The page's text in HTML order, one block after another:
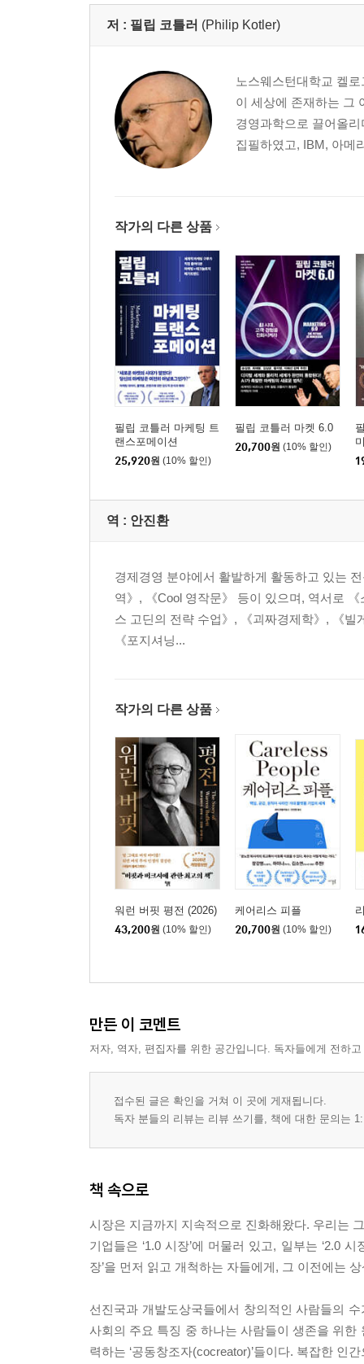
Summary _ 변화의 약속, 설득력 있는 스토리, 소비
_ 구성원들에게 가치를 어필하라
위기에 놓인 가치들을 어떻게 구원할 것인가
명확한 기업의 핵심가치는 어떻게 설정할 수 있는가
기업의 핵심가치는 곧 수익으로 연결된다
설교로는 충분하지 않다, 그대로 실천하라
Chapter 5. Value to the Channel Partners
성장의 이동, 그리고 증대하는 협력의 필요성
3.0 시장에서 증대하는 ‘채널파트너’의 중요성
Summary _ 가치 중심으로 채널파트너십을 재편하
Chapter 6. Vision to the Shareholders
_ 주주들에게 비전을 어필하라
단기주의는 경제를 망치고 성장을 위협한다
‘지속가능한 비전’이 장기적인 주주 가치를 창출한
지속가능성은 어떻게 주주 가치를 높여줄 것인가
비전에 근거한 전략을 주주들에게 어필하라
PART THREE | Application in Market 3.0
Chapter 7. Socio-Cultural Transformation
_ 사회문화적 변화의 중심에 서라
성장 후 시장에서의 시장 장악 전략
‘자선’이라는 개념을 넘어서 ‘변혁’의 중심으로
_ 이머징 마켓을 선도할 기업가를 길러내라
피라미드에서 다이아몬드로, 원조에서 기업가정신
가난해지는 세계를 되돌리는 동력과 필요조건
‘사회적 비즈니스 기업’의 진정한 의미
사회적 비즈니스 기업을 위한 마케팅 모델
Summary _ 기업가정신을 장려하여 새로운 시장
_ 환경적 지속가능성을 성취하라
혁신자와 투자자, 전파자들간의 협력
Summary _ 지속가능성을 위한 혁신
전혀 새로운 시장에는 전혀 새로운 가치가 필요하다
신조 2 | 변화를 민첩하게 포착하고, 언제든 변화할
신조 4 | 당신의 도움이 가장 절실한 고객에게 다가
신조 6 | 소비자가 원할 때 언제든 당신을 찾을 수
신조 7 | 고객과 적극적으로 관계를 맺고 그들의 성
신조 8 | 모든 비즈니스는 서비스업이다
신조 10 | 정보를 꾸준히 모으고, 지혜롭게 의사결
Summary _마켓 3.0 - 이제 변화가 필요하다!
저 : 필립 코틀러 (Philip Kotler)
노스웨스턴대학교 켈
이 세상에 존재하는 그
경영과학으로 끌어올
집필하였고, IBM, 아메
작가의 다른 상품
필립 코틀러 마케팅 트
랜스포메이션
25,920원 (10% 할인)
필립 코틀러 마켓 6.0
20,700원 (10% 할인)
역 : 안진환
경제경영 분야에서 활발하게 활동하고 있는
역》, 《Cool 영작문》 등이 있으며, 역서로
스 고딘의 전략 수업》, 《괴짜경제학》, 《
《포지셔닝...
작가의 다른 상품
워런 버핏 평전 (2026)
43,200원 (10% 할인)
케어리스 피플
20,700원 (10% 할인)
만든 이 코멘트
저자, 역자, 편집자를 위한 공간입니다. 독자들에게 전하
접수된 글은 확인을 거쳐 이 곳에 게재됩니다.
독자 분들의 리뷰는 리뷰 쓰기를, 책에 대한 문의는
책 속으로
시장은 지금까지 지속적으로 진화해왔다. 우리는 그
기업들은 ‘1.0 시장’에 머물러 있고, 일부는 ‘2.0
장’을 먼저 읽고 개척하는 자들에게, 그 이전에는
선진국과 개발도상국들에서 창의적인 사람들의
사회의 주요 특징 중 하나는 사람들이 생존을 위
력하는 ‘공동창조자(cocreator)’들이다. 복잡한 인